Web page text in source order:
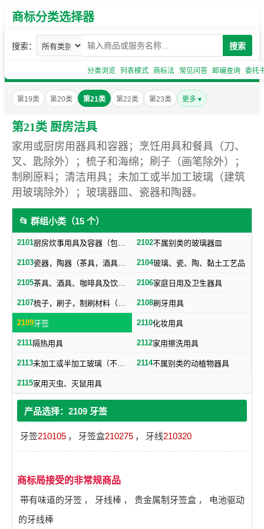
商标分类选择器
搜索： 搜索
分类浏览 列表模式 商标法 常见问答 邮编查询 委托
第19类 第20类 第21类 第22类 第23类 更多 ▾
第21类 厨房洁具
家用或厨房用器具和容器；烹饪用具和餐具（刀、
叉、匙除外）；梳子和海绵；刷子（画笔除外）；
制刷原料；清洁用具；未加工或半加工玻璃（建筑
用玻璃除外）；玻璃器皿、瓷器和陶器。
📂 群组小类（15 个）
2101 厨房炊事用具及容器（包括不属别类的餐具） 2102不属别类的玻璃器皿
2103 瓷器，陶器（茶具，酒具除外） 2104玻璃、瓷、陶、黏土工艺品
2105 茶具、酒具、咖啡具及饮水用具 2106家庭日用及卫生器具
2107 梳子，刷子，制刷材料（不包括牙刷） 2108刷牙用具
2109牙签 2110化妆用具
2111隔热用具 2112家用擦洗用具
2113 未加工或半加工玻璃（不包括建筑用玻璃） 2114不属别类的动植物器具
2115家用灭虫、灭鼠用具
产品选择：2109 牙签
牙签210105 ， 牙签盒210275 ， 牙线210320
商标局接受的非常规商品
带有味道的牙签 ， 牙线棒 ， 贵金属制牙签盒 ，
电池驱动
的牙线棒